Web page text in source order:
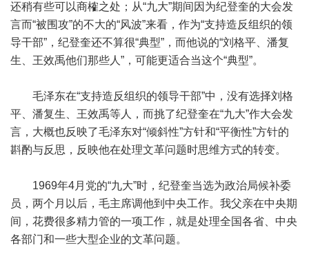
还稍有些可以商榷之处；从“九大”期间因为纪登奎的大会发
言而“被围攻”的不大的“风波”来看，作为“支持造反组织的领
导干部”，纪登奎还不算很“典型”，而他说的“刘格平、潘复
生、王效禹他们那些人”，可能更适合当这个“典型”。
毛泽东在“支持造反组织的领导干部”中，没有选择刘格
平、潘复生、王效禹等人，而挑了纪登奎在“九大”作大会发
言，大概也反映了毛泽东对“倾斜性”方针和“平衡性”方针的
斟酌与反思，反映他在处理文革问题时思维方式的转变。
1969年4月党的“九大”时，纪登奎当选为政治局候补委
员，两个月以后，毛主席调他到中央工作。我父亲在中央期
间，花费很多精力管的一项工作，就是处理全国各省、中央
各部门和一些大型企业的文革问题。